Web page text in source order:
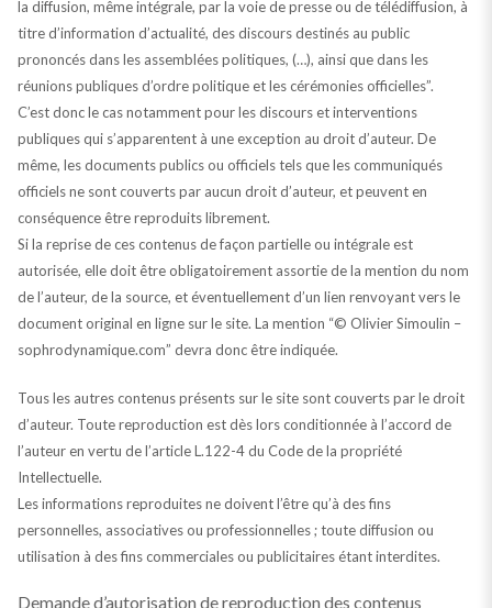
la diffusion, même intégrale, par la voie de presse ou de télédiffusion, à
titre d’information d’actualité, des discours destinés au public
prononcés dans les assemblées politiques, (…), ainsi que dans les
réunions publiques d’ordre politique et les cérémonies officielles”.
C’est donc le cas notamment pour les discours et interventions
publiques qui s’apparentent à une exception au droit d’auteur. De
même, les documents publics ou officiels tels que les communiqués
officiels ne sont couverts par aucun droit d’auteur, et peuvent en
conséquence être reproduits librement.
Si la reprise de ces contenus de façon partielle ou intégrale est
autorisée, elle doit être obligatoirement assortie de la mention du nom
de l’auteur, de la source, et éventuellement d’un lien renvoyant vers le
document original en ligne sur le site. La mention “© Olivier Simoulin –
sophrodynamique.com” devra donc être indiquée.
Tous les autres contenus présents sur le site sont couverts par le droit
d’auteur. Toute reproduction est dès lors conditionnée à l’accord de
l’auteur en vertu de l’article L.122-4 du Code de la propriété
Intellectuelle.
Les informations reproduites ne doivent l’être qu’à des fins
personnelles, associatives ou professionnelles ; toute diffusion ou
utilisation à des fins commerciales ou publicitaires étant interdites.
Demande d’autorisation de reproduction des contenus